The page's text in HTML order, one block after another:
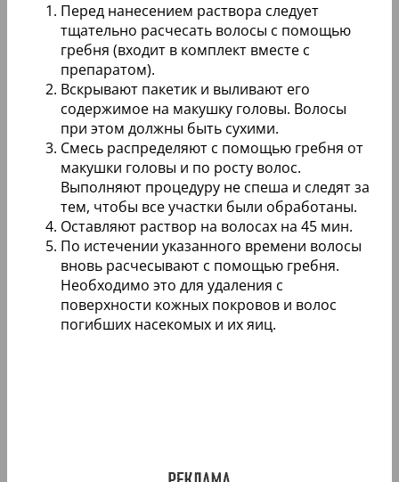
Перед нанесением раствора следует
тщательно расчесать волосы с помощью
гребня (входит в комплект вместе с
препаратом).
Вскрывают пакетик и выливают его
содержимое на макушку головы. Волосы
при этом должны быть сухими.
Смесь распределяют с помощью гребня от
макушки головы и по росту волос.
Выполняют процедуру не спеша и следят за
тем, чтобы все участки были обработаны.
Оставляют раствор на волосах на 45 мин.
По истечении указанного времени волосы
вновь расчесывают с помощью гребня.
Необходимо это для удаления с
поверхности кожных покровов и волос
погибших насекомых и их яиц.